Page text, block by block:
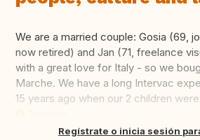
We are a married couple: Gosia (69,
now retired) and Jan (71, freelance
with a great love for Italy - so we
Marche. We have a long Intervac
15 years ago when our 2 children
Regístrate o inicia sesión